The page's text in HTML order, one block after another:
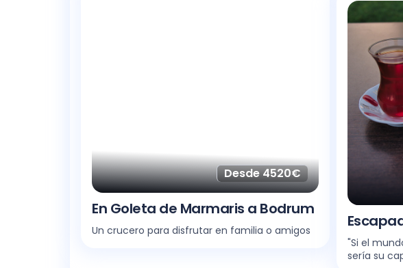
Desde 4520€
En Goleta de Marmaris a Bodrum
Un crucero para disfrutar en familia o amigos
"Si el
sería su